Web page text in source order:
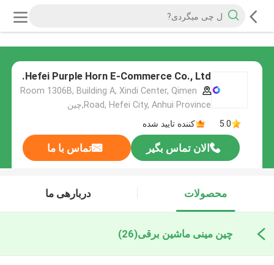
Hefei Purple Horn E-Commerce Co., Ltd.
Room 1306B, Building A, Xindi Center, Qimen
Road, Hefei City, Anhui Province,چین
5.0
کننده تایید شده
الان تماس بگیر تماس با ما
محصولات دربارهی ما
چین مینی ماشین برقی(26)